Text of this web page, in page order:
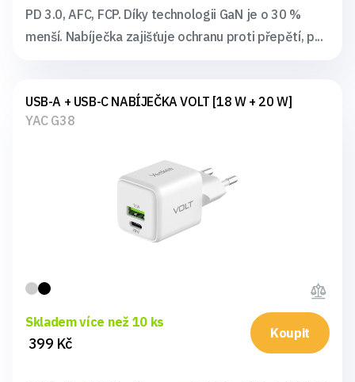
PD 3.0, AFC, FCP. Díky technologii GaN je o 30 %
menší. Nabíječka zajišťuje ochranu proti přepětí, p...
USB-A + USB-C NABÍJEČKA VOLT [18 W + 20 W]
YAC G38
Skladem více než 10 ks
399 Kč
Koupit